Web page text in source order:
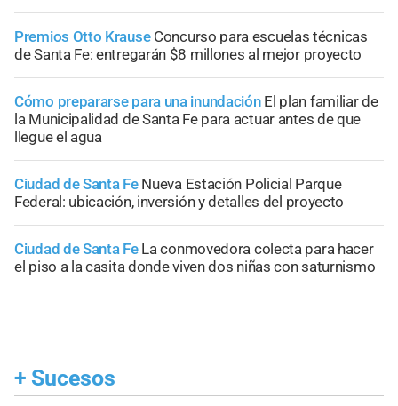
Premios Otto Krause Concurso para escuelas técnicas
de Santa Fe: entregarán $8 millones al mejor proyecto
Cómo prepararse para una inundación El plan familiar de
la Municipalidad de Santa Fe para actuar antes de que
llegue el agua
Ciudad de Santa Fe Nueva Estación Policial Parque
Federal: ubicación, inversión y detalles del proyecto
Ciudad de Santa Fe La conmovedora colecta para hacer
el piso a la casita donde viven dos niñas con saturnismo
+ Sucesos